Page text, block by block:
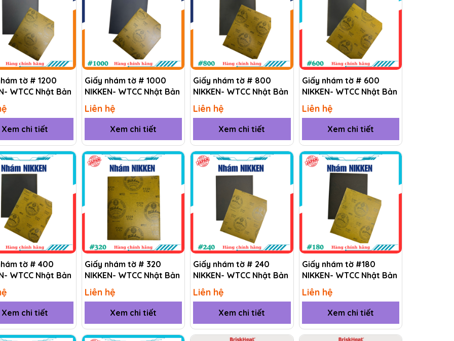
tờ # 1200
WTCC Nhật Bản
Xem chi tiết
Giấy nhám tờ # 1000
NIKKEN- WTCC Nhật Bản
Liên hệ
Xem chi tiết
Giấy nhám tờ # 800
NIKKEN- WTCC Nhật Bản
Liên hệ
Xem chi tiết
Giấy nhám tờ # 600
NIKKEN- WTCC Nhật Bản
Liên hệ
Xem chi tiết
tờ # 400
WTCC Nhật Bản
Xem chi tiết
Giấy nhám tờ # 320
NIKKEN- WTCC Nhật Bản
Liên hệ
Xem chi tiết
Giấy nhám tờ # 240
NIKKEN- WTCC Nhật Bản
Liên hệ
Xem chi tiết
Giấy nhám tờ #180
NIKKEN- WTCC Nhật Bản
Liên hệ
Xem chi tiết